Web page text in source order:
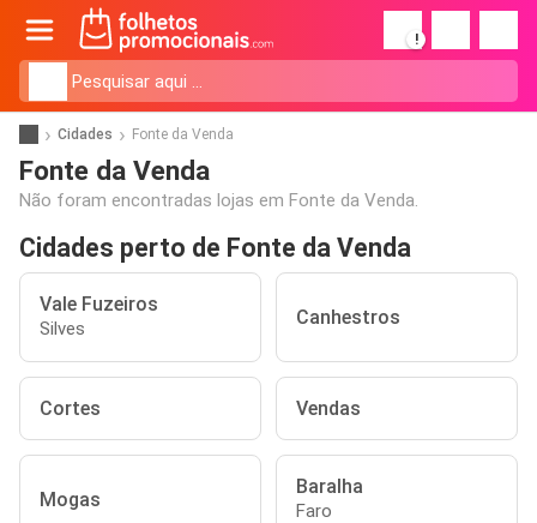
!
Cidades Fonte da Venda
Fonte da Venda
Não foram encontradas lojas em Fonte da Venda.
Cidades perto de Fonte da Venda
Vale Fuzeiros
Silves Canhestros
Cortes Vendas
Mogas
Baralha
Faro